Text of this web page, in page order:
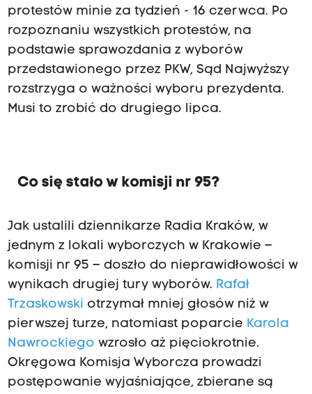
protestów minie za tydzień - 16 czerwca. Po
rozpoznaniu wszystkich protestów, na
podstawie sprawozdania z wyborów
przedstawionego przez PKW, Sąd Najwyższy
rozstrzyga o ważności wyboru prezydenta.
Musi to zrobić do drugiego lipca.
Co się stało w komisji nr 95?
Jak ustalili dziennikarze Radia Kraków, w
jednym z lokali wyborczych w Krakowie –
komisji nr 95 – doszło do nieprawidłowości w
wynikach drugiej tury wyborów. Rafał
Trzaskowski otrzymał mniej głosów niż w
pierwszej turze, natomiast poparcie Karola
Nawrockiego wzrosło aż pięciokrotnie.
Okręgowa Komisja Wyborcza prowadzi
postępowanie wyjaśniające, zbierane są